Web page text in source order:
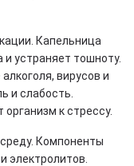
Капельница
устраняет тошноту.
вирусов и
и слабость.
к стрессу.
Компоненты
электролитов.